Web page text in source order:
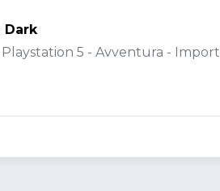
Dark
5 - Avventura - Import